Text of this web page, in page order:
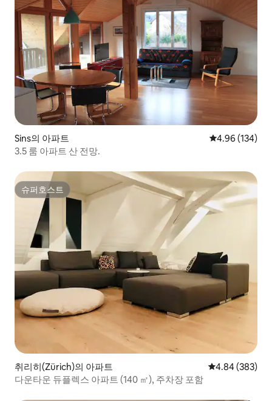
Sins의 아파트 평점 4.96점(5
4.96 (134)
3.5 룸 아파트 산 전망.
슈퍼호스트
슈퍼호스트
취리히(Zürich)의 아파트 평점 4.84점(5
4.84 (383)
다운타운 듀플렉스 아파트 (140 ㎡), 주차장 포함